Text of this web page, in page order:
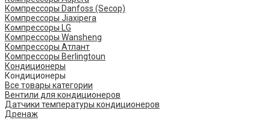
Компрессоры Danfoss (Secop)
Компрессоры Jiaxipera
Компрессоры LG
Компрессоры Wansheng
Компрессоры Атлант
Компрессоры Berlingtoun
Кондиционеры
Кондиционеры
Все товары категории
Вентили для кондиционеров
Датчики температуры кондиционеров
Дренаж